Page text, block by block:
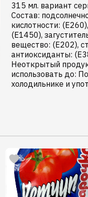
315 мл. вариант
Состав:
кислотности:
(E1450),
вещество: (E202),
антиоксиданты:
Неоткрытый
использовать до:
холодильнике и